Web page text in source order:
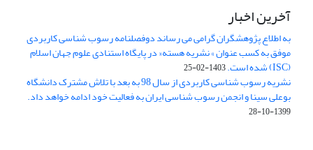
آخرین اخبار
به اطلاع پژوهشگران گرامی می رساند دوفصلنامه رسوب شناسی کاربردی
موفق به کسب عنوان » نشریه هسته« در پایگاه استنادی علوم جهان اسلام
(ISC) شده است. 1403-02-25
نشریه رسوب شناسی کاربردی از سال 98 به بعد با تلاش مشترک دانشگاه
بوعلی سینا و انجمن رسوب شناسی ایران به فعالیت خود ادامه خواهد داد.
1399-10-28